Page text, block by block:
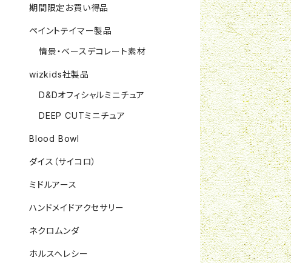
期間限定お買い得品
ペイントテイマー製品
情景・ベースデコレート素材
wizkids社製品
D&Dオフィシャルミニチュア
DEEP CUTミニチュア
Blood Bowl
ダイス（サイコロ）
ミドルアース
ハンドメイドアクセサリー
ネクロムンダ
ホルスヘレシー